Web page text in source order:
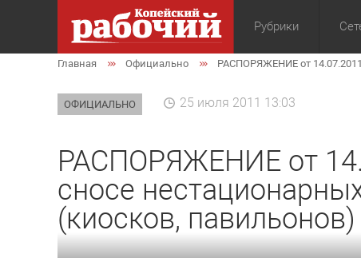
Рубрики
Общество
Главная Официально РАСПОРЯЖЕНИЕ от
ОФИЦИАЛЬНО 25 июля 2011 13:03
РАСПОРЯЖЕНИЕ от
сносе
(киосков, павильонов)